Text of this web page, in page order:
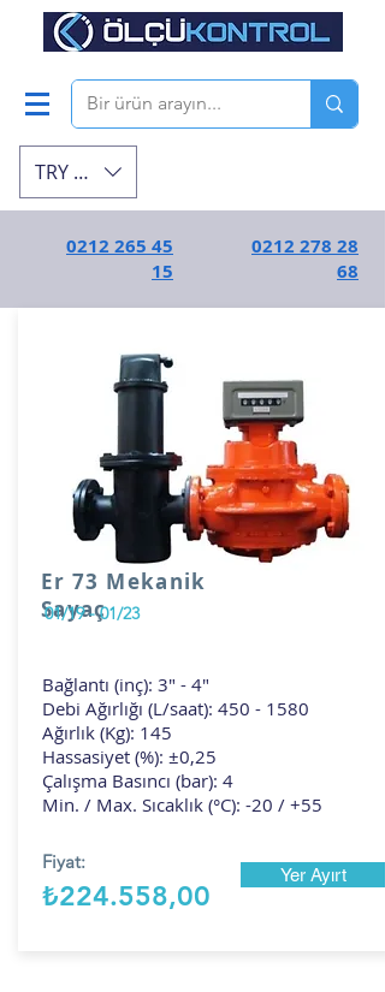
TRY (₺)
0212 265 45
15
0212 278 28
68
Er 73 Mekanik
Sayaç
01/19 - 01/23
Bağlantı (inç): 3" - 4"
Debi Ağırlığı (L/saat): 450 - 1580
Ağırlık (Kg): 145
Hassasiyet (%): ±0,25
Çalışma Basıncı (bar): 4
Min. / Max. Sıcaklık (°C): -20 / +55
Fiyat:
₺224.558,00
Yer Ayırt